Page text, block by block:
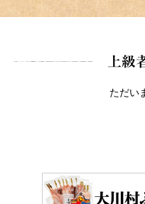
大川村で食べられる美味しいグ
大川村の暮らしが垣間見える山
の地形を活かしたアクティビテ
上級
ただい